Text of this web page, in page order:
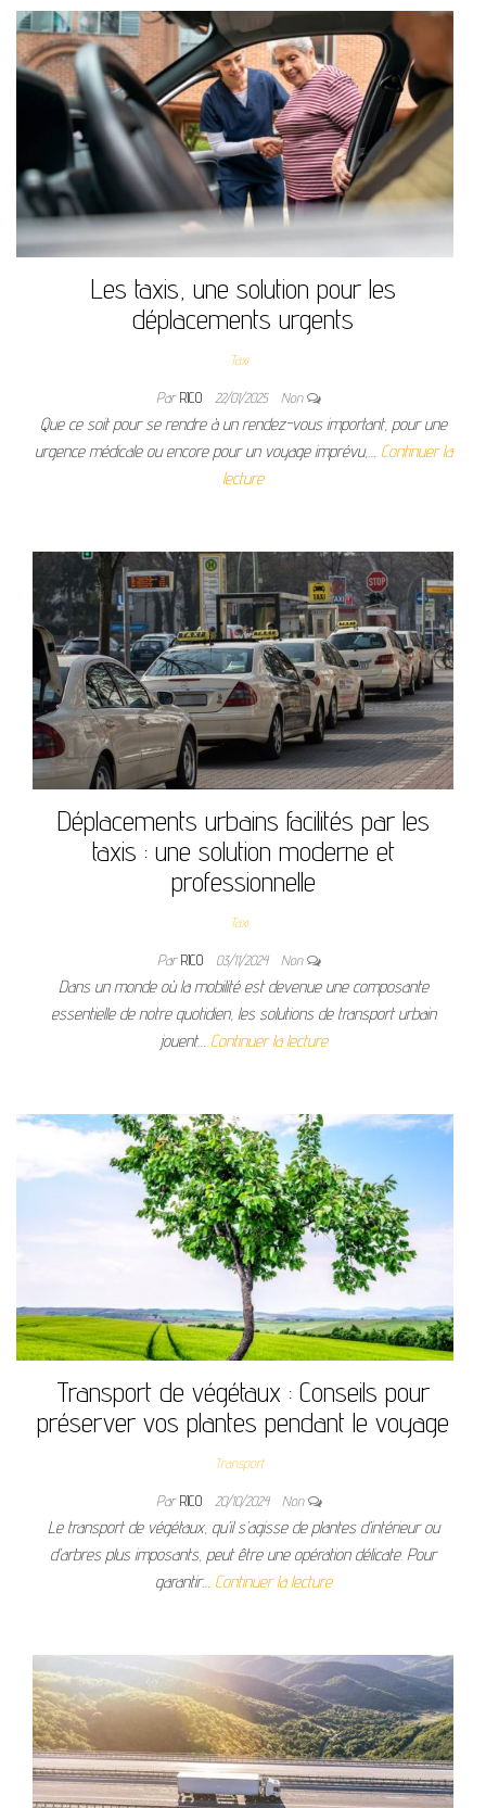
Les taxis, une solution pour les
déplacements urgents
Taxi
ParRICO 22/01/2025 Non
Que ce soit pour se rendre à un rendez-vous important, pour une
urgence médicale ou encore pour un voyage imprévu,… Continuer la
lecture
Déplacements urbains facilités par les
taxis : une solution moderne et
professionnelle
Taxi
ParRICO 03/11/2024 Non
Dans un monde où la mobilité est devenue une composante
essentielle de notre quotidien, les solutions de transport urbain
jouent… Continuer la lecture
Transport de végétaux : Conseils pour
préserver vos plantes pendant le voyage
Transport
ParRICO 20/10/2024 Non
Le transport de végétaux, qu’il s’agisse de plantes d’intérieur ou
d’arbres plus imposants, peut être une opération délicate. Pour
garantir… Continuer la lecture